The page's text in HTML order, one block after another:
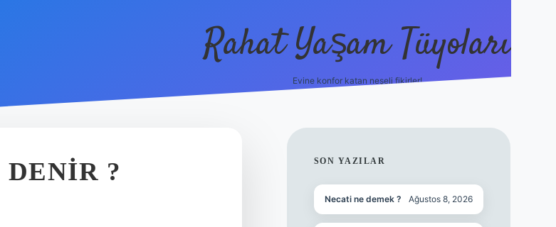
Rahat Yaşam Tüyoları
Evine konfor katan neşeli fikirler!
? SIDEBAR
SON YAZILAR
Necati ne demek ? Ağustos 8, 2026
ilbet canlı maç izle